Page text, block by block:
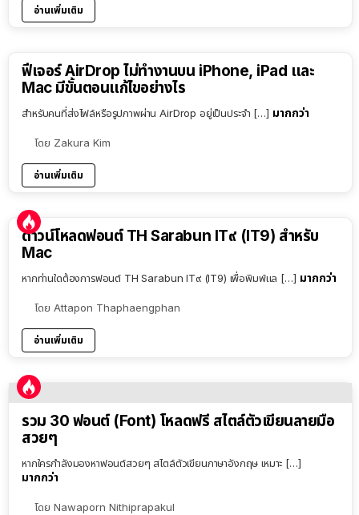
อ่านเพิ่มเติม
ฟีเจอร์ AirDrop ไม่ทำงานบน iPhone, iPad และ
Mac มีขั้นตอนแก้ไขอย่างไร
สำหรับคนที่ส่งไฟล์หรือรูปภาพผ่าน AirDrop อยู่เป็นประจำ […] มากกว่า
โดย Zakura Kim
อ่านเพิ่มเติม
ดาวน์โหลดฟอนต์ TH Sarabun IT๙ (IT9) สำหรับ
Mac
หากท่านใดต้องการฟอนต์ TH Sarabun IT๙ (IT9) เพื่อพิมพ์แล […] มากกว่า
โดย Attapon Thaphaengphan
อ่านเพิ่มเติม
รวม 30 ฟอนต์ (Font) โหลดฟรี สไตล์ตัวเขียนลายมือ
สวยๆ
หากใครกำลังมองหาฟอนต์สวยๆ สไตล์ตัวเขียนภาษาอังกฤษ เหมาะ […]
มากกว่า
โดย Nawaporn Nithiprapakul